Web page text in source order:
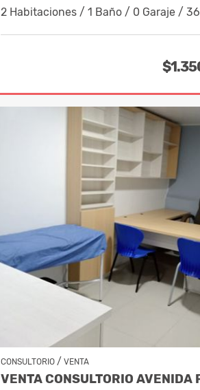
2 Habitaciones / 1 Baño / 0 Garaje /
CONSULTORIO / VENTA